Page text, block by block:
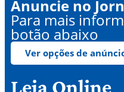
Anuncie no
Para mais
botão abaixo
Ver opções de
Leia Online